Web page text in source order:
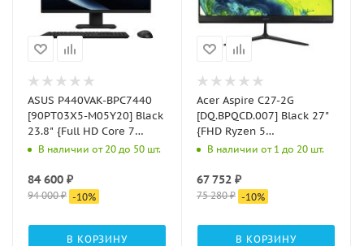
ASUS P440VAK-BPC7440
[90PT03X5-M05Y20] Black
23.8" {Full HD Core 7
240H/16Gb/SSD512Gb
В наличии от 20 до 50 шт.
84 600 ₽
94 000₽ -10%
В КОРЗИНУ
Acer Aspire C27-2G
[DQ.BPQCD.007] Black 27"
{FHD Ryzen 5
7430U/16Gb/SSD512Gb/NoOS}
В наличии от 1 до 20 шт.
67 752 ₽
75 280₽ -10%
В КОРЗИНУ